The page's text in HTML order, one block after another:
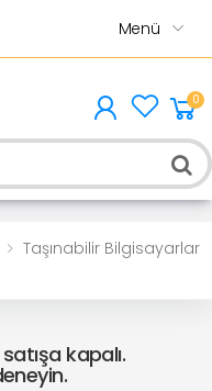
Menü
0
Taşınabilir Bilgisayarlar
kapalı.